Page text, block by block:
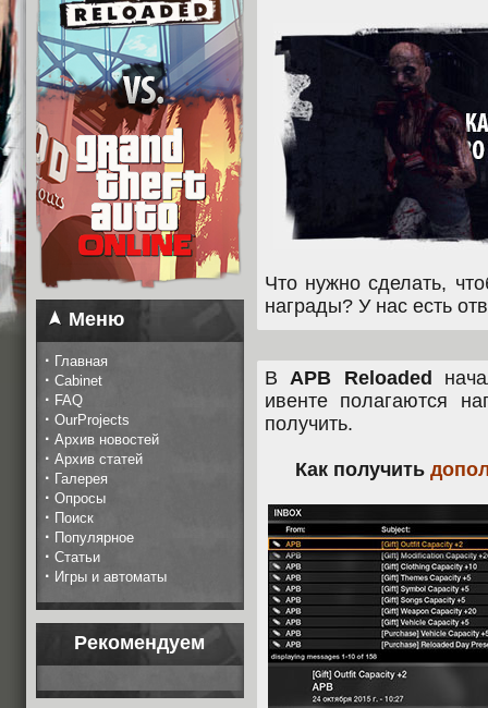
Меню
· Главная
· Cabinet
· FAQ
· OurProjects
· Архив новостей
· Архив статей
· Галерея
· Опросы
· Поиск
· Популярное
· Статьи
· Игры и автоматы
Рекомендуем
Что нужно сделать,
награды? У нас есть
ВAPB Reloaded
ивенте полагаются
получить.
Как получить